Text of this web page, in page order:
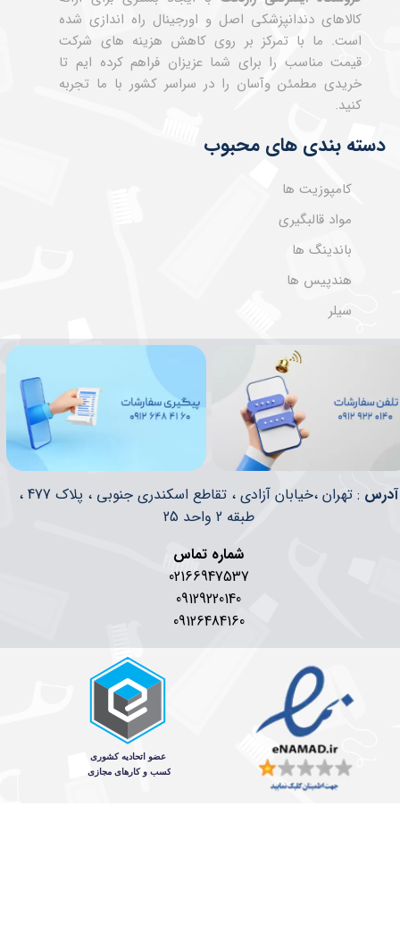
کالاهای دندانپزشکی اصل و اورجینال راه اندازی شده
است. ما با تمرکز بر روی کاهش هزینه های شرکت
قیمت مناسب را برای شما عزیزان فراهم کرده ایم تا
خریدی مطمئن وآسان را در سراسر کشور با ما تجربه
کنید.
دسته بندی های محبوب
کامپوزیت ها
مواد قالبگیری
باندینگ ها
هندپیس ها
سیلر
​​آدرس
: تهران ،خیابان آزادی ، تقاطع اسکندری جنوبی ، پلاک 477 ،
طبقه 2 واحد 25
شماره تماس
02166947537
09129220140
09126484160